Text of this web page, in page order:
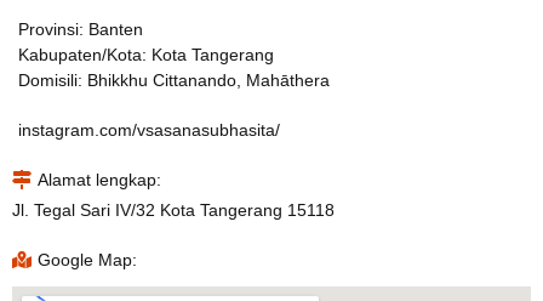
Provinsi: Banten
Kabupaten/Kota: Kota Tangerang
Domisili: Bhikkhu Cittanando, Mahāthera
instagram.com/vsasanasubhasita/
Alamat lengkap:
Jl. Tegal Sari IV/32 Kota Tangerang 15118
Google Map: